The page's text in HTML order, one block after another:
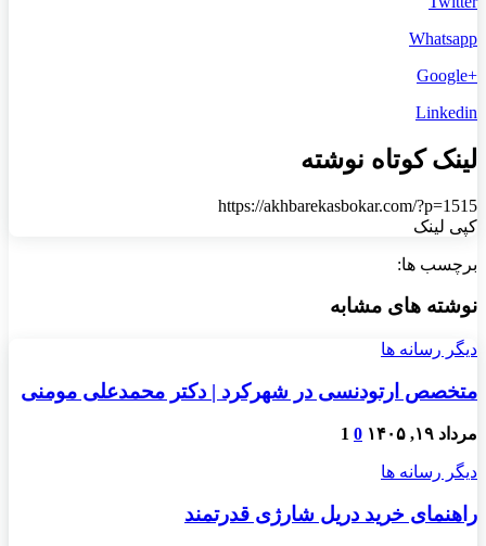
Whatsapp
+Google
Linkedin
لینک کوتاه نوشته
https://akhbarekasbokar.com/?p=1515
کپی لینک
برچسب ها:
نوشته های مشابه
دیگر رسانه ها
متخصص ارتودنسی در شهرکرد | دکتر محمدعلی مومنی
مرداد ۱۹, ۱۴۰۵ 0
1
دیگر رسانه ها
راهنمای خرید دریل شارژی قدرتمند